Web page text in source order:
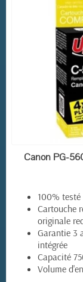
Canon PG-
100%
Cartouche
originale
Garantie 3
intégrée
Capacité
Volume